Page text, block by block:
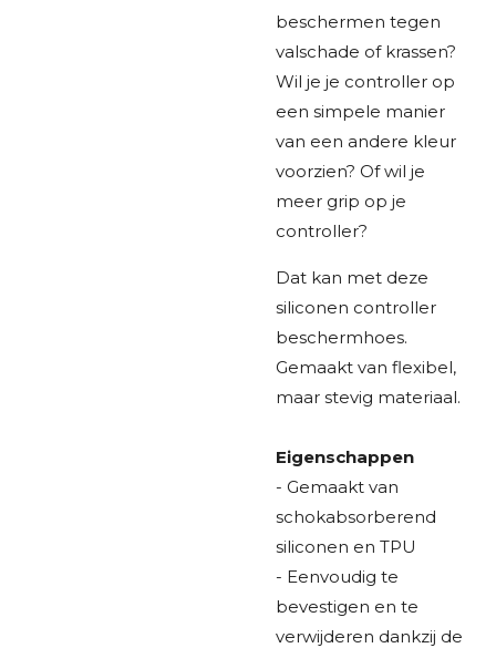
beschermen tegen
valschade of krassen?
Wil je je controller op
een simpele manier
van een andere kleur
voorzien? Of wil je
meer grip op je
controller?
Dat kan met deze
siliconen controller
beschermhoes.
Gemaakt van flexibel,
maar stevig materiaal.
Eigenschappen
- Gemaakt van
schokabsorberend
siliconen en TPU
- Eenvoudig te
bevestigen en te
verwijderen dankzij de